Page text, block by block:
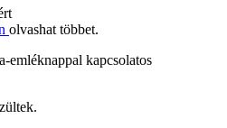
olvashat többet.
emléknappal kapcsolatos